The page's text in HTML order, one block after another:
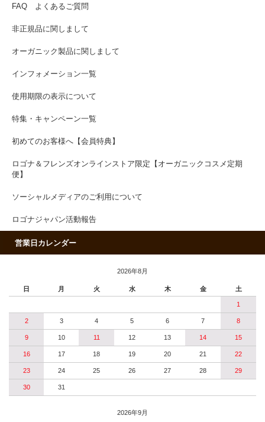
FAQ よくあるご質問
非正規品に関しまして
オーガニック製品に関しまして
インフォメーション一覧
使用期限の表示について
特集・キャンペーン一覧
初めてのお客様へ【会員特典】
ロゴナ＆フレンズオンラインストア限定【オーガニックコスメ定期
便】
ソーシャルメディアのご利用について
ロゴナジャパン活動報告
営業日カレンダー
2026年8月
日 月 火 水 木 金 土
1
2 3 4 5 6 7 8
9 10 11 12 13 14 15
16 17 18 19 20 21 22
23 24 25 26 27 28 29
30 31
2026年9月